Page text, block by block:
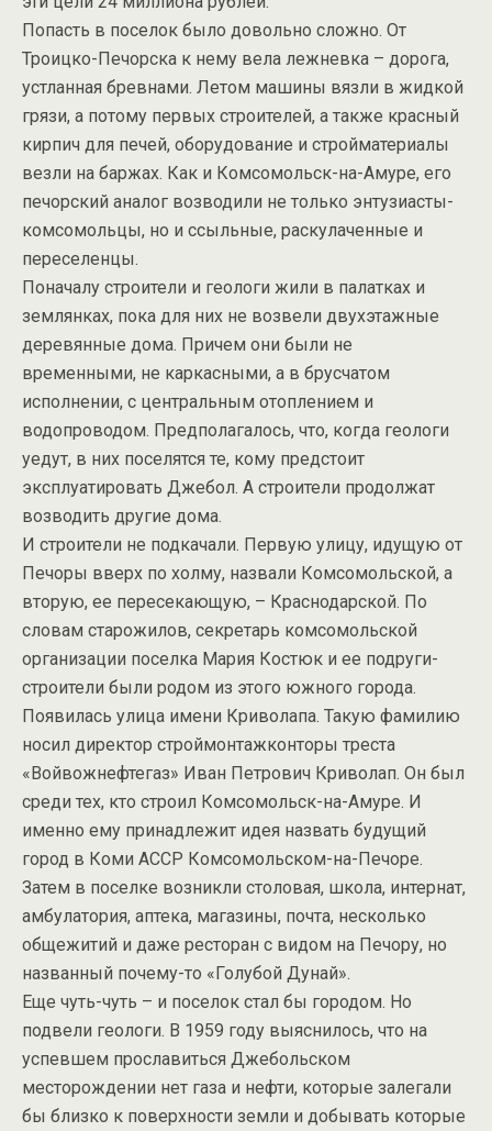
Попасть в поселок было довольно сложно. От
Троицко-Печорска к нему вела лежневка – дорога,
устланная бревнами. Летом машины вязли в жидкой
грязи, а потому первых строителей, а также красный
кирпич для печей, оборудование и стройматериалы
везли на баржах. Как и Комсомольск-на-Амуре, его
печорский аналог возводили не только энтузиасты-
комсомольцы, но и ссыльные, раскулаченные и
переселенцы.
Поначалу строители и геологи жили в палатках и
землянках, пока для них не возвели двухэтажные
деревянные дома. Причем они были не
временными, не каркасными, а в брусчатом
исполнении, с центральным отоплением и
водопроводом. Предполагалось, что, когда геологи
уедут, в них поселятся те, кому предстоит
эксплуатировать Джебол. А строители продолжат
возводить другие дома.
И строители не подкачали. Первую улицу, идущую от
Печоры вверх по холму, назвали Комсомольской, а
вторую, ее пересекающую, – Краснодарской. По
словам старожилов, секретарь комсомольской
организации поселка Мария Костюк и ее подруги-
строители были родом из этого южного города.
Появилась улица имени Криволапа. Такую фамилию
носил директор строймонтажконторы треста
«Войвожнефтегаз» Иван Петрович Криволап. Он был
среди тех, кто строил Комсомольск-на-Амуре. И
именно ему принадлежит идея назвать будущий
город в Коми АССР Комсомольском-на-Печоре.
Затем в поселке возникли столовая, школа, интернат,
амбулатория, аптека, магазины, почта, несколько
общежитий и даже ресторан с видом на Печору, но
названный почему-то «Голубой Дунай».
Еще чуть-чуть – и поселок стал бы городом. Но
подвели геологи. В 1959 году выяснилось, что на
успевшем прославиться Джебольском
месторождении нет газа и нефти, которые залегали
бы близко к поверхности земли и добывать которые